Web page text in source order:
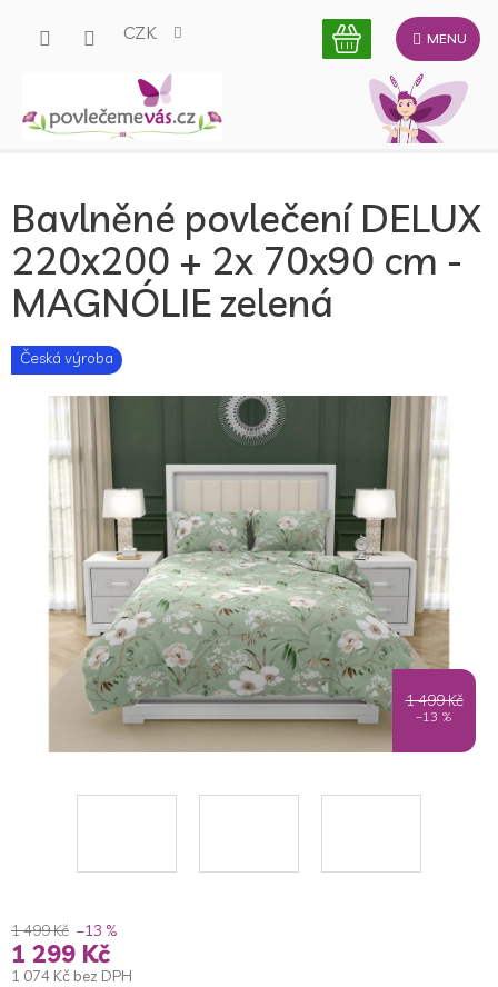
CZK
Bavlněné povlečení DELUX
220x200 + 2x 70x90 cm -
MAGNÓLIE zelená
Česká výroba
1 499 Kč
–13 %
1 499 Kč –13 %
1 299 Kč
1 074 Kč bez DPH